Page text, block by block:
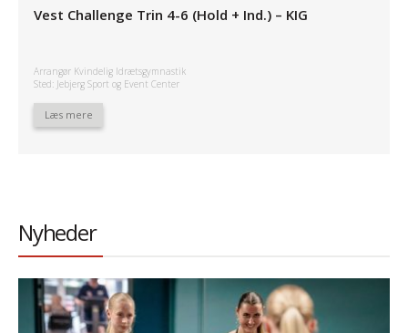
Vest Challenge Trin 4-6 (Hold + Ind.) – KIG
Arrangør Kvindelig Idrætsgymnastik
Sted: Jebjerg Sport og Event Center
Læs mere
Nyheder